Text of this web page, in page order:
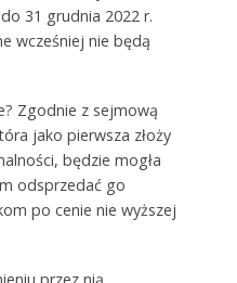
31 grudnia 2022 r.
wcześniej nie będą
Zgodnie z sejmową
jako pierwsza złoży
będzie mogła
odsprzedać go
po cenie nie wyższej
przez nią